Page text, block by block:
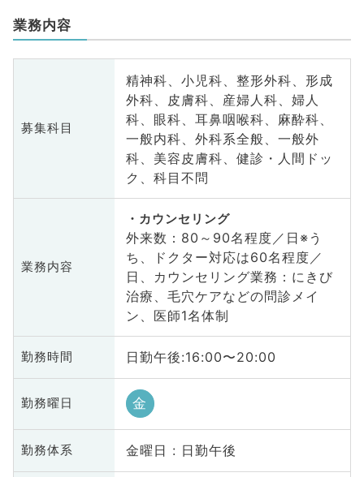
業務内容
募集科目
精神科、小児科、整形外科、形成
外科、皮膚科、産婦人科、婦人
科、眼科、耳鼻咽喉科、麻酔科、
一般内科、外科系全般、一般外
科、美容皮膚科、健診・人間ドッ
ク、科目不問
業務内容
カウンセリング
外来数：80～90名程度／日※う
ち、ドクター対応は60名程度／
日、カウンセリング業務：にきび
治療、毛穴ケアなどの問診メイ
ン、医師1名体制
勤務時間 日勤午後:16:00〜20:00
勤務曜日 金
勤務体系 金曜日 : 日勤午後